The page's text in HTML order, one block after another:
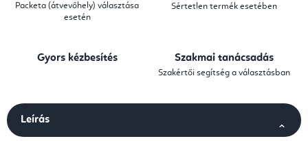
Packeta (átvevőhely) választása
esetén
Sértetlen termék esetében
Gyors kézbesítés Szakmai tanácsadás
Szakértői segítség a választásban
Leírás